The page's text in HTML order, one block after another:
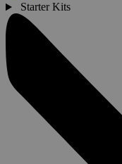
Starter Kits